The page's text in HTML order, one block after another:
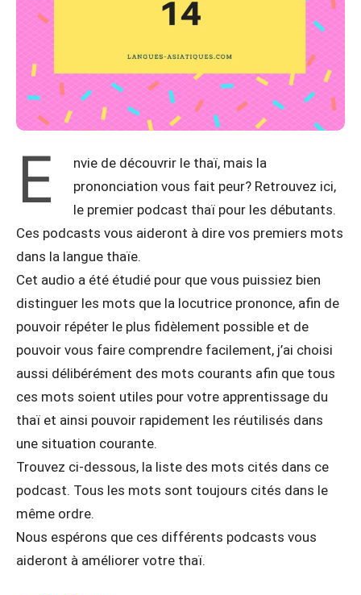
E
nvie de découvrir le thaï, mais la
prononciation vous fait peur? Retrouvez ici,
le premier podcast thaï pour les débutants.
Ces podcasts vous aideront à dire vos premiers mots
dans la langue thaïe.
Cet audio a été étudié pour que vous puissiez bien
distinguer les mots que la locutrice prononce, afin de
pouvoir répéter le plus fidèlement possible et de
pouvoir vous faire comprendre facilement, j’ai choisi
aussi délibérément des mots courants afin que tous
ces mots soient utiles pour votre apprentissage du
thaï et ainsi pouvoir rapidement les réutilisés dans
une situation courante.
Trouvez ci-dessous, la liste des mots cités dans ce
podcast. Tous les mots sont toujours cités dans le
même ordre.
Nous espérons que ces différents podcasts vous
aideront à améliorer votre thaï.